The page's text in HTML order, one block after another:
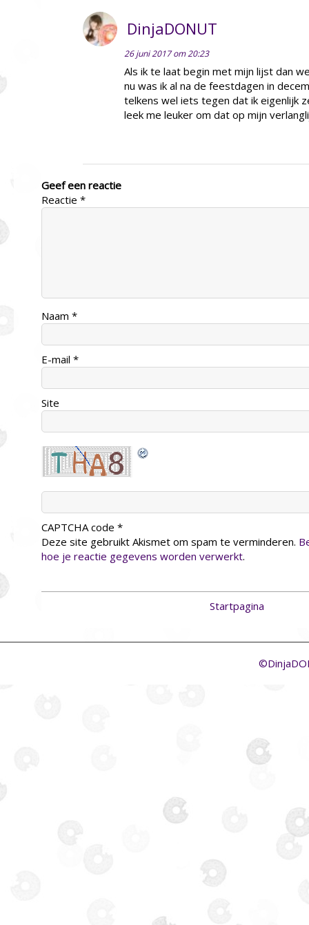
DinjaDONUT
26 juni 2017 om 20:23
Als ik te laat begin met mijn lijst dan
nu was ik al na de feestdagen in
telkens wel iets tegen dat ik eigenlijk
leek me leuker om dat op mijn
Geef een reactie
Reactie *
Naam *
E-mail *
Site
CAPTCHA code *
Deze site gebruikt Akismet om spam te verminderen.
hoe je reactie gegevens worden verwerkt.
Startpagina